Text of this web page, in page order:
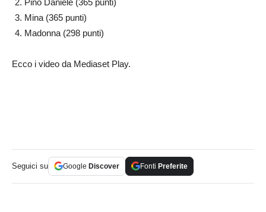
Pino Daniele (365 punti)
Mina (365 punti)
Madonna (298 punti)
Ecco i video da Mediaset Play.
Seguici su Google Discover Fonti Preferite